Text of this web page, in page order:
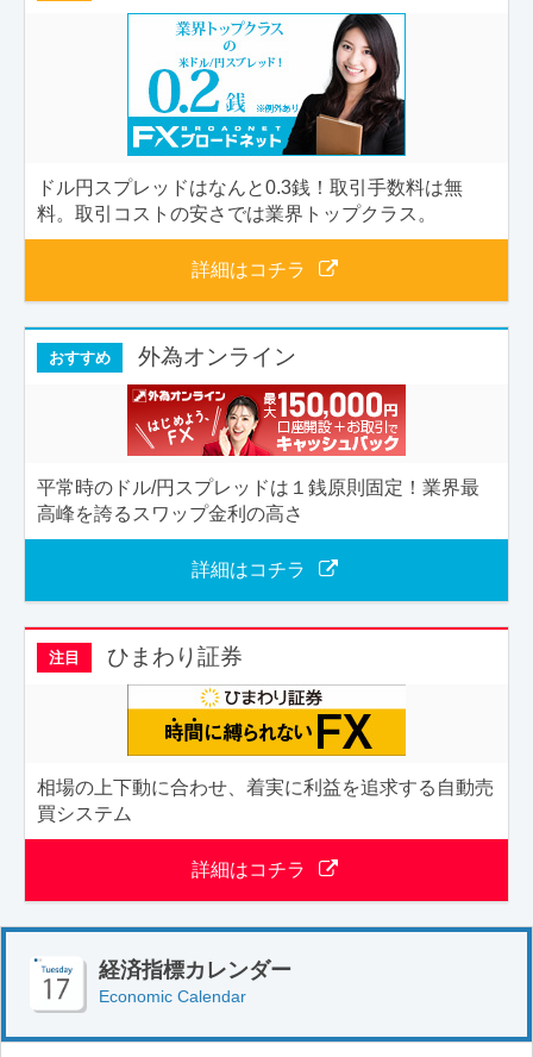
ドル円スプレッドはなんと0.3銭！取引手数料は無
料。取引コストの安さでは業界トップクラス。
詳細はコチラ
おすすめ 外為オンライン
平常時のドル/円スプレッドは１銭原則固定！業界最
高峰を誇るスワップ金利の高さ
詳細はコチラ
注目 ひまわり証券
相場の上下動に合わせ、着実に利益を追求する自動売
買システム
詳細はコチラ
経済指標カレンダー
Economic Calendar